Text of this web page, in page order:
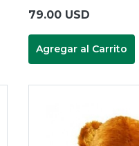
79.00 USD
Agregar al Carrito